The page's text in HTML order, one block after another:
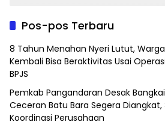
Pos-pos Terbaru
8 Tahun Menahan Nyeri Lutut,
Kembali Bisa Beraktivitas Usai
BPJS
Pemkab Pangandaran Desak
Ceceran Batu Bara Segera Diangkat,
Koordinasi Perusahaan